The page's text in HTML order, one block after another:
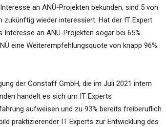
an ANÜ-Projekten bekunden, sind 5 von
zukünftig wieder interessiert. Hat der IT Expert
an ANÜ-Projekten sogar bei 65%.
eine Weiterempfehlungsquote von knapp 96%.
der Constaff GmbH, die im Juli 2021 intern
handelt es sich um IT Experts
aufweisen und zu 93% bereits freiberuflich
praktizierender IT Experts zur Entwicklung des